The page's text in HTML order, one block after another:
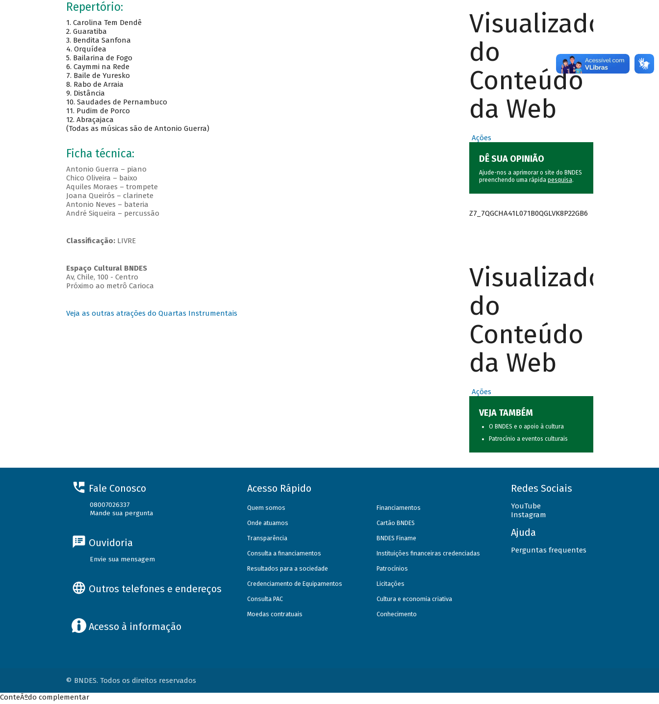
Repertório:
1. Carolina Tem Dendê
2. Guaratiba
3. Bendita Sanfona
4. Orquídea
5. Bailarina de Fogo
6. Caymmi na Rede
7. Baile de Yuresko
8. Rabo de Arraia
9. Distância
10. Saudades de Pernambuco
11. Pudim de Porco
12. Abraçajaca
(Todas as músicas são de Antonio Guerra)
Ficha técnica:
Antonio Guerra – piano
Chico Oliveira – baixo
Aquiles Moraes – trompete
Joana Queirós – clarinete
Antonio Neves – bateria
André Siqueira – percussão
Classificação:LIVRE
Espaço Cultural BNDES
Av, Chile, 100 - Centro
Próximo ao metrô Carioca
Veja as outras atrações do Quartas Instrumentais
Visualizador
do
Conteúdo
da Web
Ações
DÊ SUA OPINIÃO
Ajude-nos a aprimorar o site do BNDES
preenchendo uma rápida pesquisa.
Z7_7QGCHA41L071B0QGLVK8P22GB6
Visualizador
do
Conteúdo
da Web
Ações
VEJA TAMBÉM
O BNDES e o apoio à cultura
Patrocínio a eventos culturais
Fale Conosco
08007026337
Mande sua pergunta
Ouvidoria
Envie sua mensagem
Outros telefones e endereços
Acesso à informação
Acesso Rápido
Quem somos
Onde atuamos
Transparência
Consulta a financiamentos
Resultados para a sociedade
Credenciamento de Equipamentos
Consulta PAC
Moedas contratuais
Financiamentos
Cartão BNDES
BNDES Finame
Instituições financeiras credenciadas
Patrocínios
Licitações
Cultura e economia criativa
Conhecimento
Redes Sociais
YouTube
Instagram
Ajuda
Perguntas frequentes
© BNDES. Todos os direitos reservados
ConteÃºdo complementar